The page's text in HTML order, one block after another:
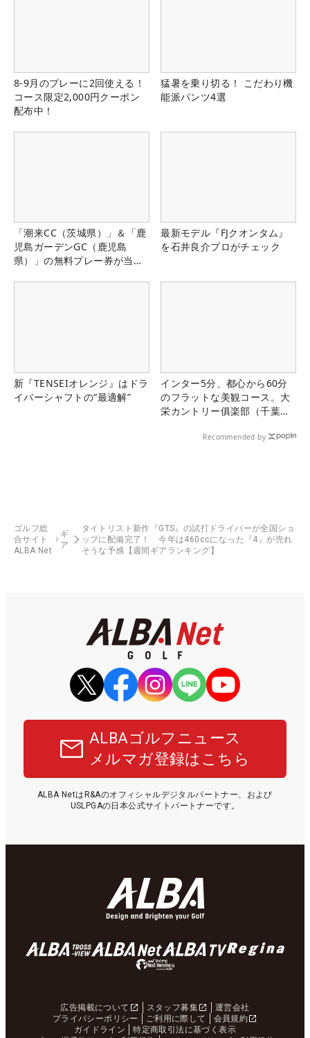
8-9月のプレーに2回使える！
コース限定2,000円クーポン
配布中！
猛暑を乗り切る！ こだわり機
能派パンツ4選
「潮来CC（茨城県）」＆「鹿
児島ガーデンGC（鹿児島
県）」の無料プレー券が当た
最新モデル『FJクオンタム』
を石井良介プロがチェック
新『TENSEIオレンジ』はドラ
イバーシャフトの“最適解”
インター5分、都心から60分
のフラットな美観コース。大
栄カントリー俱楽部（千葉
Recommended by
ゴルフ総
合サイト
ALBA Net
ギ
ア
タイトリスト新作『GTS』の試打ドライバーが全国ショ
ップに配備完了！ 今年は460ccになった『4』が売れ
そうな予感【週間ギアランキング】
ALBAゴルフニュース
メルマガ登録はこちら
ALBA NetはR&Aのオフィシャルデジタルパートナー、および
USLPGAの日本公式サイトパートナーです。
広告掲載について スタッフ募集
運営会社
プライバシーポリシー
ご利用に際して
会員規約
ガイドライン
特定商取引法に基づく表示